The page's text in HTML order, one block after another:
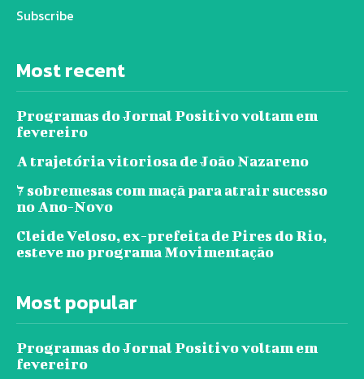
Subscribe
Most recent
Programas do Jornal Positivo voltam em
fevereiro
A trajetória vitoriosa de João Nazareno
7 sobremesas com maçã para atrair sucesso
no Ano-Novo
Cleide Veloso, ex-prefeita de Pires do Rio,
esteve no programa Movimentação
Most popular
Programas do Jornal Positivo voltam em
fevereiro